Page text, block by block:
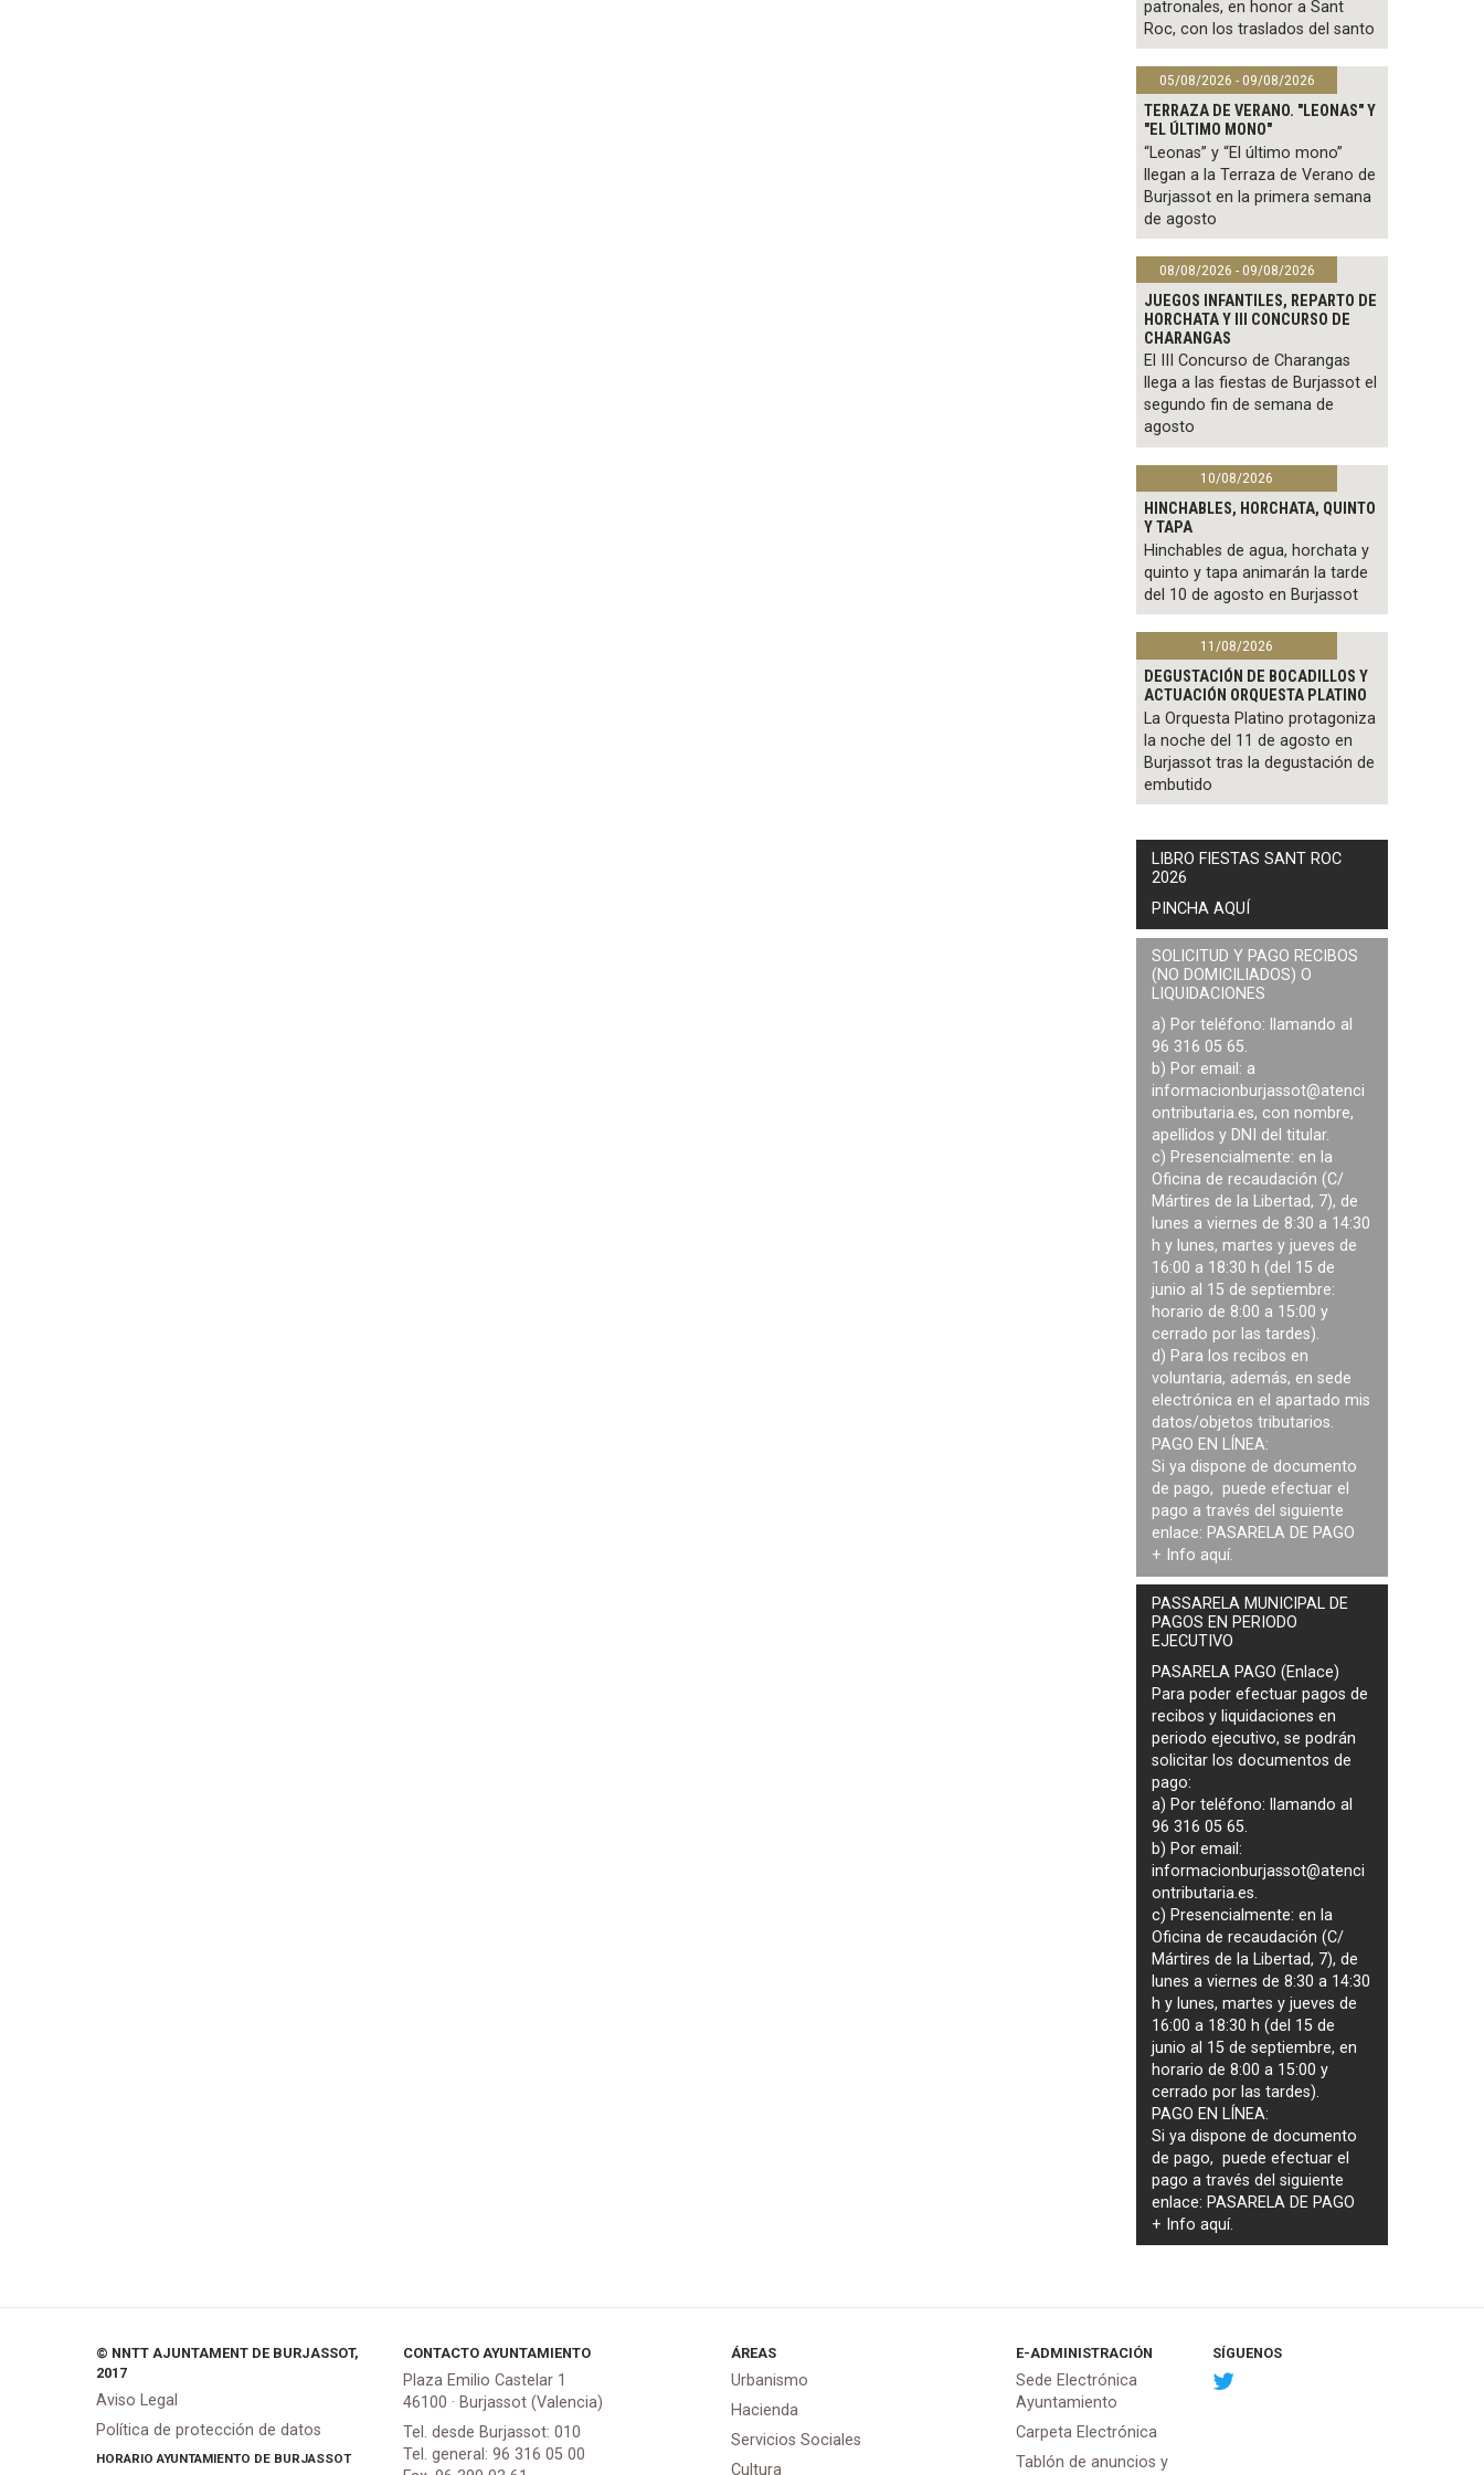
patronales, en honor a Sant
Roc, con los traslados del santo
05/08/2026 - 09/08/2026
TERRAZA DE VERANO. "LEONAS" Y
"EL ÚLTIMO MONO"
“Leonas” y “El último mono”
llegan a la Terraza de Verano de
Burjassot en la primera semana
de agosto
08/08/2026 - 09/08/2026
JUEGOS INFANTILES, REPARTO DE
HORCHATA Y III CONCURSO DE
CHARANGAS
El III Concurso de Charangas
llega a las fiestas de Burjassot el
segundo fin de semana de
agosto
10/08/2026
HINCHABLES, HORCHATA, QUINTO
Y TAPA
Hinchables de agua, horchata y
quinto y tapa animarán la tarde
del 10 de agosto en Burjassot
11/08/2026
DEGUSTACIÓN DE BOCADILLOS Y
ACTUACIÓN ORQUESTA PLATINO
La Orquesta Platino protagoniza
la noche del 11 de agosto en
Burjassot tras la degustación de
embutido
LIBRO FIESTAS SANT ROC
2026
PINCHA AQUÍ
SOLICITUD Y PAGO RECIBOS
(NO DOMICILIADOS) O
LIQUIDACIONES
a) Por teléfono: llamando al
96 316 05 65.
b) Por email: a
informacionburjassot@atenci
ontributaria.es, con nombre,
apellidos y DNI del titular.
c) Presencialmente: en la
Oficina de recaudación (C/
Mártires de la Libertad, 7), de
lunes a viernes de 8:30 a 14:30
h y lunes, martes y jueves de
16:00 a 18:30 h (del 15 de
junio al 15 de septiembre:
horario de 8:00 a 15:00 y
cerrado por las tardes).
d) Para los recibos en
voluntaria, además, en sede
electrónica en el apartado mis
datos/objetos tributarios.
PAGO EN LÍNEA:
Si ya dispone de documento
de pago, puede efectuar el
pago a través del siguiente
enlace: PASARELA DE PAGO
+ Info aquí.
PASSARELA MUNICIPAL DE
PAGOS EN PERIODO
EJECUTIVO
PASARELA PAGO (Enlace)
Para poder efectuar pagos de
recibos y liquidaciones en
periodo ejecutivo, se podrán
solicitar los documentos de
pago:
a) Por teléfono: llamando al
96 316 05 65.
b) Por email:
informacionburjassot@atenci
ontributaria.es.
c) Presencialmente: en la
Oficina de recaudación (C/
Mártires de la Libertad, 7), de
lunes a viernes de 8:30 a 14:30
h y lunes, martes y jueves de
16:00 a 18:30 h (del 15 de
junio al 15 de septiembre, en
horario de 8:00 a 15:00 y
cerrado por las tardes).
PAGO EN LÍNEA:
Si ya dispone de documento
de pago, puede efectuar el
pago a través del siguiente
enlace: PASARELA DE PAGO
+ Infoaquí.
© NNTT AJUNTAMENT DE BURJASSOT,
2017
Aviso Legal
Política de protección de datos
HORARIO AYUNTAMIENTO DE BURJASSOT
CONTACTO AYUNTAMIENTO
Plaza Emilio Castelar 1
46100 · Burjassot (Valencia)
Tel. desde Burjassot: 010
Tel. general: 96 316 05 00
ÁREAS
Urbanismo
Hacienda
Servicios Sociales
Cultura
E-ADMINISTRACIÓN
Sede Electrónica
Ayuntamiento
Carpeta Electrónica
Tablón de anuncios y
SÍGUENOS